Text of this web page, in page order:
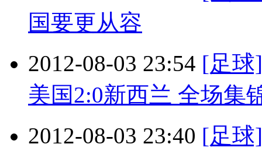
国要更从容
2012-08-03 23:54 [足球
美国2:0新西兰 全场集
2012-08-03 23:40 [足球